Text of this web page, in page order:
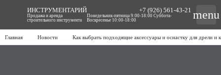
Главная Новости Как выбрать подходящие аксессуары и оснастку для дрели и
ИНСТРУМЕНТАРИЙ
Продажа и аренда
строительного инструмента
+7 (926) 561-43-21
Понедельник-пятница 9:00-18:00 Суббота-
Воскресенье 10:00-18:00
menu